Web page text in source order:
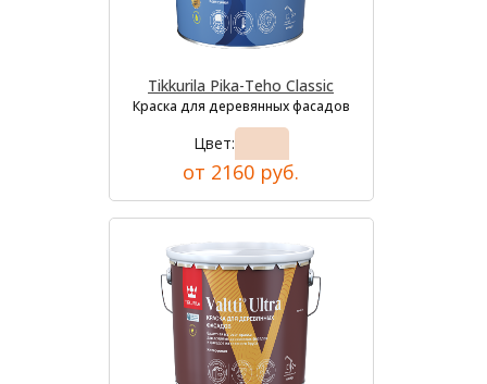
Tikkurila Pika-Teho Classic
Краска для деревянных фасадов
Цвет:
от 2160 руб.